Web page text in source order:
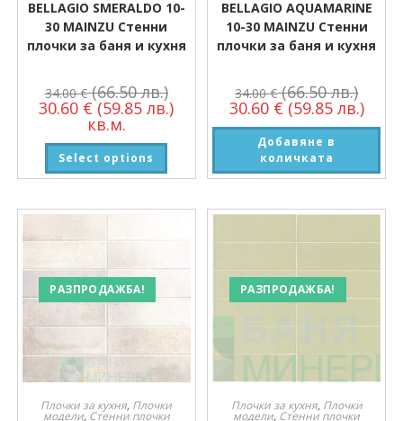
BELLAGIO SMERALDO 10-
30 MAINZU Стенни
плочки за баня и кухня
34.00€ (66.50 лв.)
30.60 € (59.85 лв.)
кв.м.
Select options
BELLAGIO AQUAMARINE
10-30 MAINZU Стенни
плочки за баня и кухня
34.00€ (66.50 лв.)
30.60 € (59.85 лв.)
Добавяне в
количката
РАЗПРОДАЖБА!
Плочки за кухня, Плочки
модели, Стенни плочки
РАЗПРОДАЖБА!
Плочки за кухня, Плочки
модели, Стенни плочки